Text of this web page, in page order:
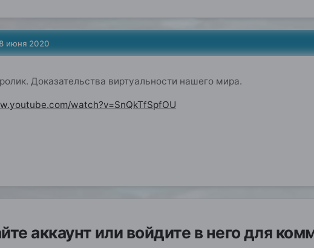
июня 2020
Доказательства виртуальности нашего мира.
watch?v=SnQkTfSpfOU
аккаунт или войдите в него для